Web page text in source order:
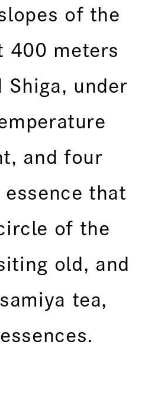
of the
400 meters
Shiga, under
and four
that
of the
old, and
tea,